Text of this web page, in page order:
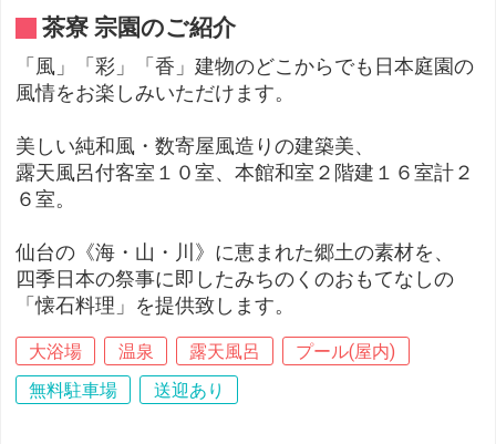
茶寮 宗園のご紹介
「風」「彩」「香」建物のどこからでも日本庭園の
風情をお楽しみいただけます。
美しい純和風・数寄屋風造りの建築美、
露天風呂付客室１０室、本館和室２階建１６室計２
６室。
仙台の《海・山・川》に恵まれた郷土の素材を、
四季日本の祭事に即したみちのくのおもてなしの
「懐石料理」を提供致します。
大浴場 温泉 露天風呂
プール(屋内)
無料駐車場
送迎あり